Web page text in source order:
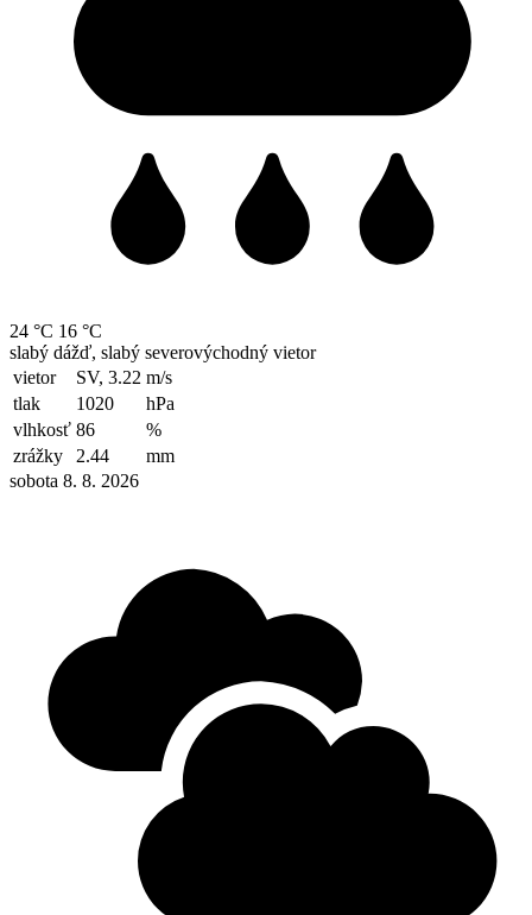
24 °C 16 °C
slabý dážď, slabý severovýchodný vietor
vietor
SV, 3.22 m/s
tlak
1020
hPa
vlhkosť 86
%
zrážky
2.44
mm
sobota 8. 8. 2026